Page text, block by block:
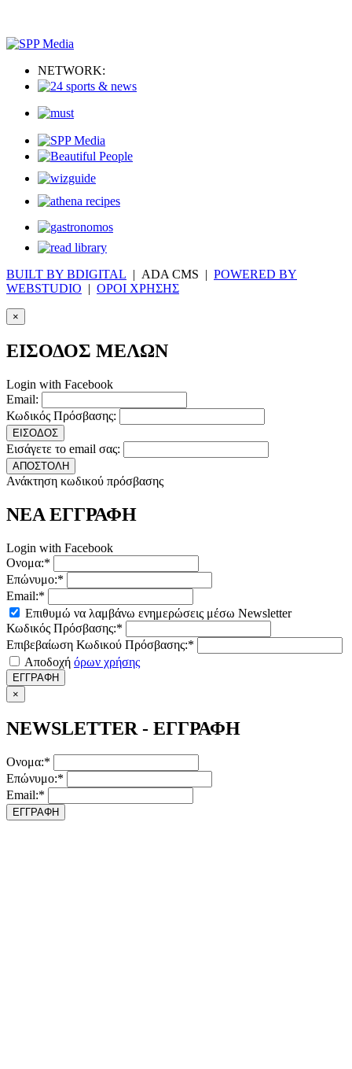
NETWORK:
BUILT BY BDIGITAL | ADA CMS | POWERED BY
WEBSTUDIO | ΟΡΟΙ ΧΡΗΣΗΣ
×
ΕΙΣΟΔΟΣ ΜΕΛΩΝ
Login with Facebook
Email:
Κωδικός Πρόσβασης:
ΕΙΣΟΔΟΣ
Εισάγετε το email σας:
ΑΠΟΣΤΟΛΗ
Ανάκτηση κωδικού πρόσβασης
ΝΕΑ ΕΓΓΡΑΦΗ
Login with Facebook
Ονομα:*
Επώνυμο:*
Email:*
Επιθυμώ να λαμβάνω ενημερώσεις μέσω Newsletter
Κωδικός Πρόσβασης:*
Επιβεβαίωση Κωδικού Πρόσβασης:*
Αποδοχή όρων χρήσης
ΕΓΓΡΑΦΗ
×
NEWSLETTER - ΕΓΓΡΑΦΗ
Ονομα:*
Επώνυμο:*
Email:*
ΕΓΓΡΑΦΗ